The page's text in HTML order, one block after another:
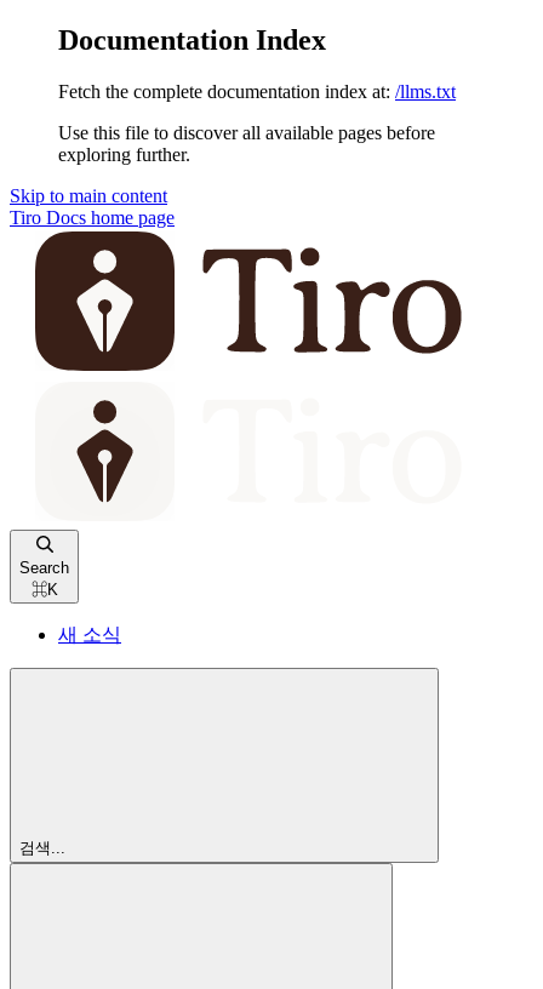
Documentation Index
Fetch the complete documentation index at: /llms.txt
Use this file to discover all available pages before
exploring further.
Skip to main content
Tiro Docs home page
Search
⌘K
새 소식
검색...